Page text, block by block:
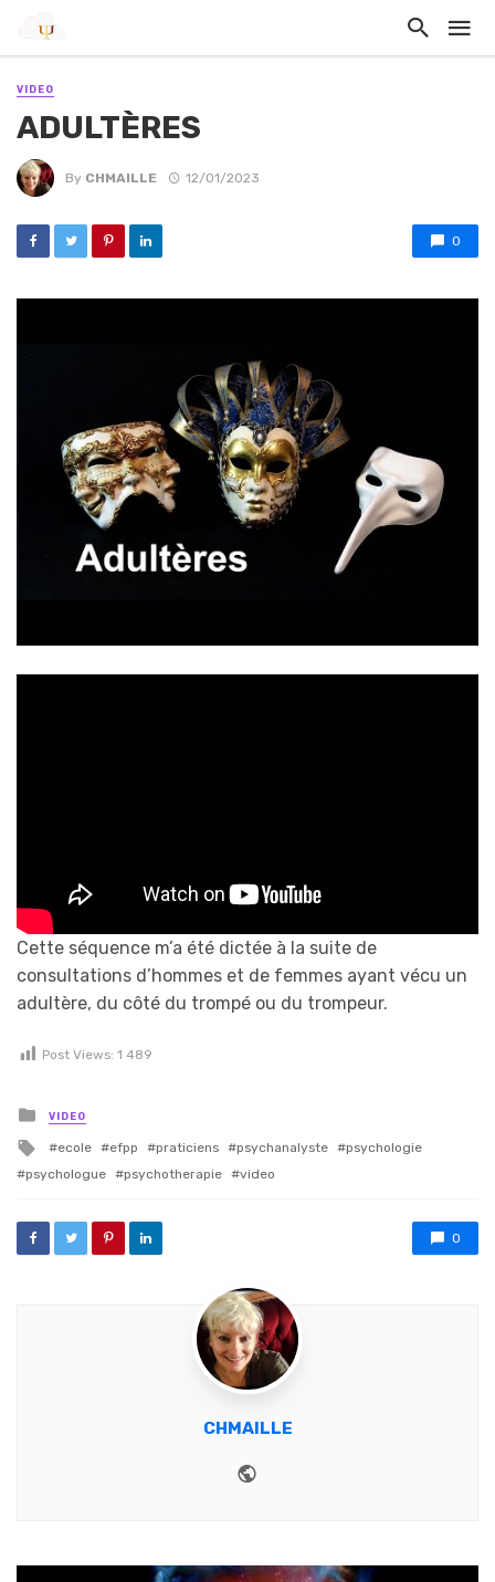
VIDEO
ADULTÈRES
By CHMAILLE 12/01/2023
0
Cette séquence m’a été dictée à la suite de
consultations d’hommes et de femmes ayant vécu un
adultère, du côté du trompé ou du trompeur.
Post Views: 1 489
Posted in
VIDEO
Tagged with
ecole efpp praticiens psychanalyste
psychologie
psychologue
psychotherapie video
0
CHMAILLE